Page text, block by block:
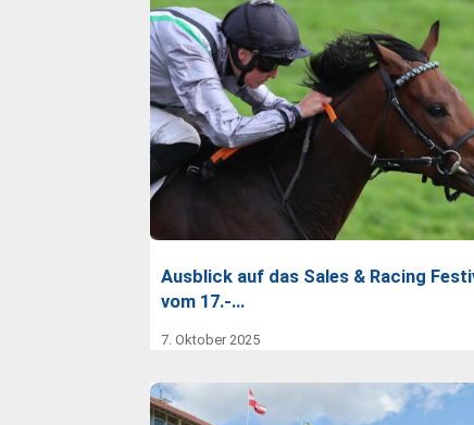
Ausblick auf das Sales & Racing
vom 17.-…
7. Oktober 2025